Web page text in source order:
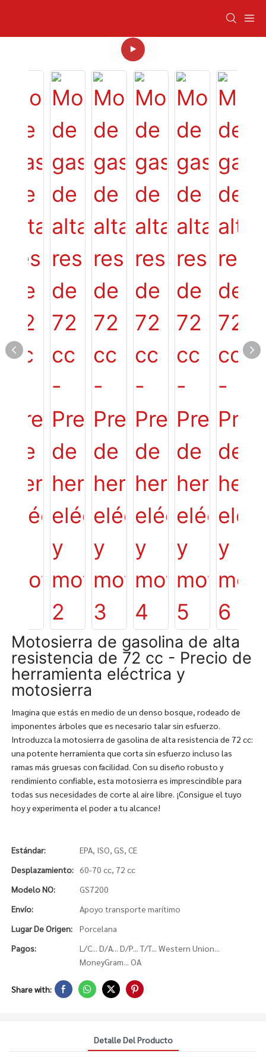
Motosierra de gasolina de alta
resistencia de 72 cc - Precio de
herramienta eléctrica y
motosierra
Imagina que estás en medio de un denso bosque, rodeado de
imponentes árboles que es necesario talar sin esfuerzo.
Introduzca la motosierra de gasolina de alta resistencia de 72 cc:
una potente herramienta que corta sin esfuerzo incluso las
ramas más gruesas con facilidad. Con su diseño robusto y
rendimiento confiable, esta motosierra es imprescindible para
todas sus necesidades de corte al aire libre. ¡Consigue el tuyo
hoy y experimenta el poder a tu alcance!
Estándar:
EPA, ISO, GS, CE
Desplazamiento: 60-70 cc, 72 cc
Modelo NO:
GS7200
Envío:
Apoyo transporte marítimo
Lugar De Origen:
Porcelana
Pagos:
L/C... D/A... D/P... T/T... Western Union...
MoneyGram... OA
Share with:
Detalle Del Producto